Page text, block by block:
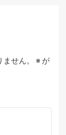
せん。 ※ が